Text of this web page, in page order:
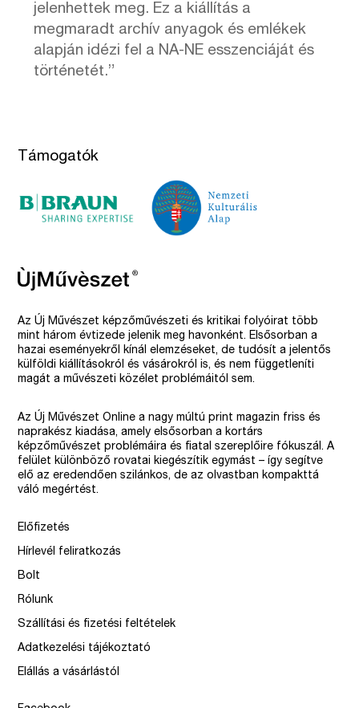
jelenhettek meg. Ez a kiállítás a
megmaradt archív anyagok és emlékek
alapján idézi fel a NA-NE esszenciáját és
történetét.”
Támogatók
Az Új Művészet képzőművészeti és kritikai folyóirat több
mint három évtizede jelenik meg havonként. Elsősorban a
hazai eseményekről kínál elemzéseket, de tudósít a jelentős
külföldi kiállításokról és vásárokról is, és nem függetleníti
magát a művészeti közélet problémáitól sem.
Az Új Művészet Online a nagy múltú print magazin friss és
naprakész kiadása, amely elsősorban a kortárs
képzőművészet problémáira és fiatal szereplőire fókuszál. A
felület különböző rovatai kiegészítik egymást – így segítve
elő az eredendően szilánkos, de az olvastban kompakttá
váló megértést.
Előfizetés
Hírlevél feliratkozás
Bolt
Rólunk
Szállítási és fizetési feltételek
Adatkezelési tájékoztató
Elállás a vásárlástól